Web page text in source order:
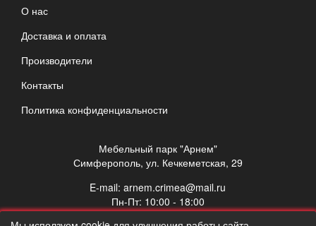
О нас
Доставка и оплата
Производители
Контакты
Политика конфиденциальности
Мебельный парк "Арнем"
Симферополь, ул. Кечкеметская, 29
E-mail:arnem.crimea@mail.ru
Пн-Пт: 10:00 - 18:00
Сб: 10:00 - 17:00